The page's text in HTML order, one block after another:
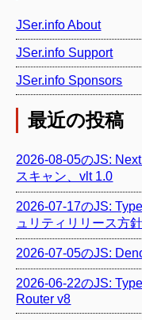
JSer.info About
JSer.info Support
JSer.info Sponsors
最近の投稿
2026-08-05のJS:
スキャン、vlt 1.0
2026-07-17のJS:
ュリティリリース方針
2026-07-05のJS:
2026-06-22のJS:
Router v8